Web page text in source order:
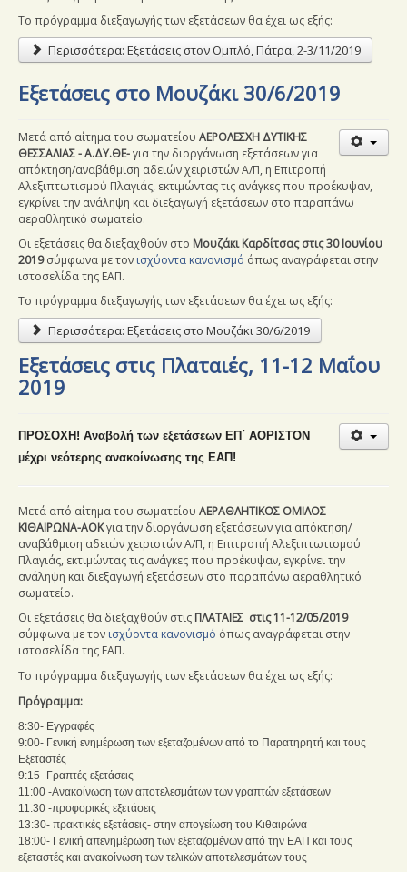
Το πρόγραμμα διεξαγωγής των εξετάσεων θα έχει ως εξής:
Περισσότερα: Εξετάσεις στον Ομπλό, Πάτρα, 2-3/11/2019
Εξετάσεις στο Μουζάκι 30/6/2019
Μετά από αίτημα του σωματείου ΑΕΡΟΛΕΣΧΗ ΔΥΤΙΚΗΣ
ΘΕΣΣΑΛΙΑΣ - Α.ΔΥ.ΘΕ-για την διοργάνωση εξετάσεων για
απόκτηση/αναβάθμιση αδειών χειριστών Α/Π, η Επιτροπή
Αλεξιπτωτισμού Πλαγιάς, εκτιμώντας τις ανάγκες που προέκυψαν,
εγκρίνει την ανάληψη και διεξαγωγή εξετάσεων στο παραπάνω
αεραθλητικό σωματείο.
Οι εξετάσεις θα διεξαχθούν στο Μουζάκι Καρδίτσας στις 30 Ιουνίου
2019σύμφωνα με τον ισχύοντα κανονισμό όπως αναγράφεται στην
ιστοσελίδα της ΕΑΠ.
Το πρόγραμμα διεξαγωγής των εξετάσεων θα έχει ως εξής:
Περισσότερα: Εξετάσεις στο Μουζάκι 30/6/2019
Εξετάσεις στις Πλαταιές, 11-12 Μαΐου
2019
ΠΡΟΣΟΧΗ! Αναβολή των εξετάσεων ΕΠ΄ ΑΟΡΙΣΤΟΝ
μέχρι νεότερης ανακοίνωσης της ΕΑΠ!
Μετά από αίτημα του σωματείου ΑΕΡΑΘΛΗΤΙΚΟΣ ΟΜΙΛΟΣ
ΚΙΘΑΙΡΩΝΑ-ΑΟΚγια την διοργάνωση εξετάσεων για απόκτηση/
αναβάθμιση αδειών χειριστών Α/Π, η Επιτροπή Αλεξιπτωτισμού
Πλαγιάς, εκτιμώντας τις ανάγκες που προέκυψαν, εγκρίνει την
ανάληψη και διεξαγωγή εξετάσεων στο παραπάνω αεραθλητικό
σωματείο.
Οι εξετάσεις θα διεξαχθούν στις ΠΛΑΤΑΙΕΣ στις 11-12/05/2019
σύμφωνα με τον ισχύοντα κανονισμό όπως αναγράφεται στην
ιστοσελίδα της ΕΑΠ.
Το πρόγραμμα διεξαγωγής των εξετάσεων θα έχει ως εξής:
Πρόγραμμα:
8:30- Εγγραφές
9:00- Γενική ενημέρωση των εξεταζομένων από το Παρατηρητή και τους
Εξεταστές
9:15- Γραπτές εξετάσεις
11:00 -Ανακοίνωση των αποτελεσμάτων των γραπτών εξετάσεων
11:30 -προφορικές εξετάσεις
13:30- πρακτικές εξετάσεις- στην απογείωση του Κιθαιρώνα
18:00- Γενική απενημέρωση των εξεταζομένων από την ΕΑΠ και τους
εξεταστές και ανακοίνωση των τελικών αποτελεσμάτων τους